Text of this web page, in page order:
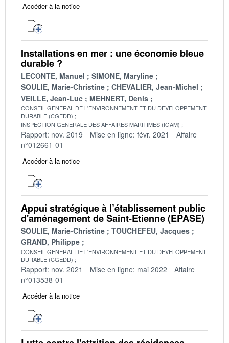
Accéder à la notice
Installations en mer : une économie bleue
durable ?
LECONTE, Manuel
SIMONE, Maryline
SOULIE, Marie-Christine
CHEVALIER, Jean-Michel
VEILLE, Jean-Luc
MEHNERT, Denis
CONSEIL GENERAL DE L'ENVIRONNEMENT ET DU DEVELOPPEMENT
DURABLE (CGEDD)
INSPECTION GENERALE DES AFFAIRES MARITIMES (IGAM)
Rapport: nov. 2019 Mise en ligne: févr. 2021
Affaire
n°012661-01
Accéder à la notice
Appui stratégique à l’établissement public
d'aménagement de Saint-Etienne (EPASE)
SOULIE, Marie-Christine
TOUCHEFEU, Jacques
GRAND, Philippe
CONSEIL GENERAL DE L'ENVIRONNEMENT ET DU DEVELOPPEMENT
DURABLE (CGEDD)
Rapport: nov. 2021 Mise en ligne: mai 2022
Affaire
n°013538-01
Accéder à la notice